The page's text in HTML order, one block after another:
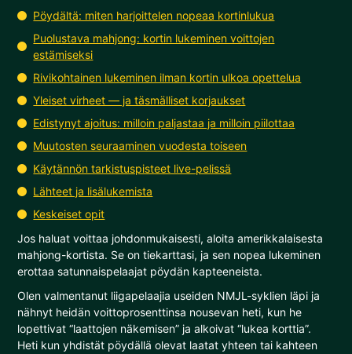
Pöydältä: miten harjoittelen nopeaa kortinlukua
Puolustava mahjong: kortin lukeminen voittojen
estämiseksi
Rivikohtainen lukeminen ilman kortin ulkoa opettelua
Yleiset virheet — ja täsmälliset korjaukset
Edistynyt ajoitus: milloin paljastaa ja milloin piilottaa
Muutosten seuraaminen vuodesta toiseen
Käytännön tarkistuspisteet live-pelissä
Lähteet ja lisälukemista
Keskeiset opit
Jos haluat voittaa johdonmukaisesti, aloita amerikkalaisesta
mahjong-kortista. Se on tiekarttasi, ja sen nopea lukeminen
erottaa satunnaispelaajat pöydän kapteeneista.
Olen valmentanut liigapelaajia useiden NMJL-syklien läpi ja
nähnyt heidän voittoprosenttinsa nousevan heti, kun he
lopettivat “laattojen näkemisen” ja alkoivat “lukea korttia”.
Heti kun yhdistät pöydällä olevat laatat yhteen tai kahteen